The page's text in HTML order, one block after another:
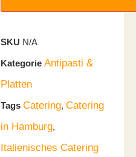
SKU N/A
Kategorie Antipasti &
Platten
Tags Catering, Catering
in Hamburg,
Italienisches Catering